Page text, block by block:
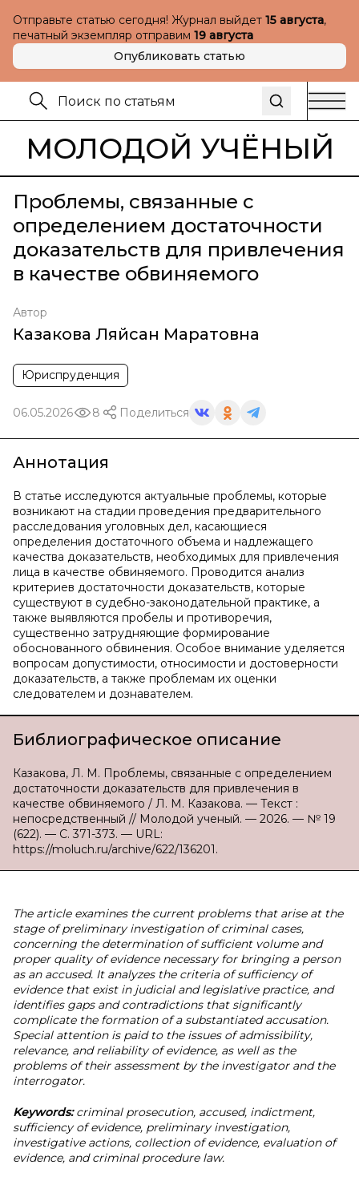
Отправьте статью сегодня! Журнал выйдет 15 августа,
печатный экземпляр отправим 19 августа
Опубликовать статью
МОЛОДОЙ УЧЁНЫЙ
Проблемы, связанные с
определением достаточности
доказательств для привлечения
в качестве обвиняемого
Автор
Казакова Ляйсан Маратовна
Юриспруденция
06.05.2026 8 Поделиться
Аннотация
В статье исследуются актуальные проблемы, которые
возникают на стадии проведения предварительного
расследования уголовных дел, касающиеся
определения достаточного объема и надлежащего
качества доказательств, необходимых для привлечения
лица в качестве обвиняемого. Проводится анализ
критериев достаточности доказательств, которые
существуют в судебно-законодательной практике, а
также выявляются пробелы и противоречия,
существенно затрудняющие формирование
обоснованного обвинения. Особое внимание уделяется
вопросам допустимости, относимости и достоверности
доказательств, а также проблемам их оценки
следователем и дознавателем.
Библиографическое описание
Казакова, Л. М. Проблемы, связанные с определением
достаточности доказательств для привлечения в
качестве обвиняемого / Л. М. Казакова. — Текст :
непосредственный // Молодой ученый. — 2026. — № 19
(622). — С. 371-373. — URL:
https://moluch.ru/archive/622/136201.
The article examines the current problems that arise at the
stage of preliminary investigation of criminal cases,
concerning the determination of sufficient volume and
proper quality of evidence necessary for bringing a person
as an accused. It analyzes the criteria of sufficiency of
evidence that exist in judicial and legislative practice, and
identifies gaps and contradictions that significantly
complicate the formation of a substantiated accusation.
Special attention is paid to the issues of admissibility,
relevance, and reliability of evidence, as well as the
problems of their assessment by the investigator and the
interrogator.
Keywords:criminal prosecution, accused, indictment,
sufficiency of evidence, preliminary investigation,
investigative actions, collection of evidence, evaluation of
evidence, and criminal procedure law.